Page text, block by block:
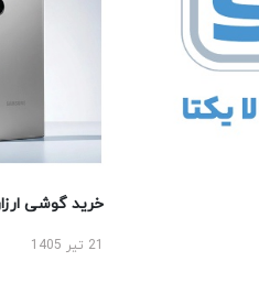
خرید گوشی ارزان